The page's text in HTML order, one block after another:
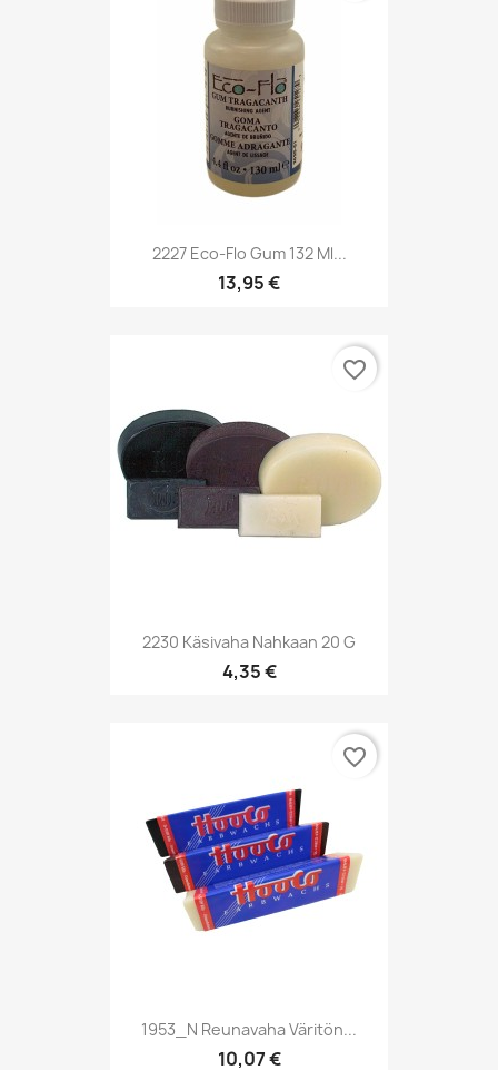
2227 Eco-Flo Gum 132 Ml...
13,95 €
2230 Käsivaha Nahkaan 20 G
4,35 €
favorite_border
1953_N Reunavaha Väritön...
10,07 €
favorite_border